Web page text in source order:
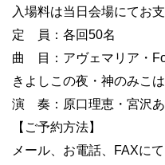
入場料は当日会場にてお
定 員：各回50名
曲 目：アヴェマリア・
きよしこの夜・神のみこ
演 奏：原口理恵・宮沢
【ご予約方法】
メール、お電話、
FAXに